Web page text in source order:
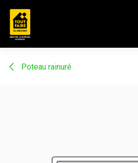
Poteau rainuré